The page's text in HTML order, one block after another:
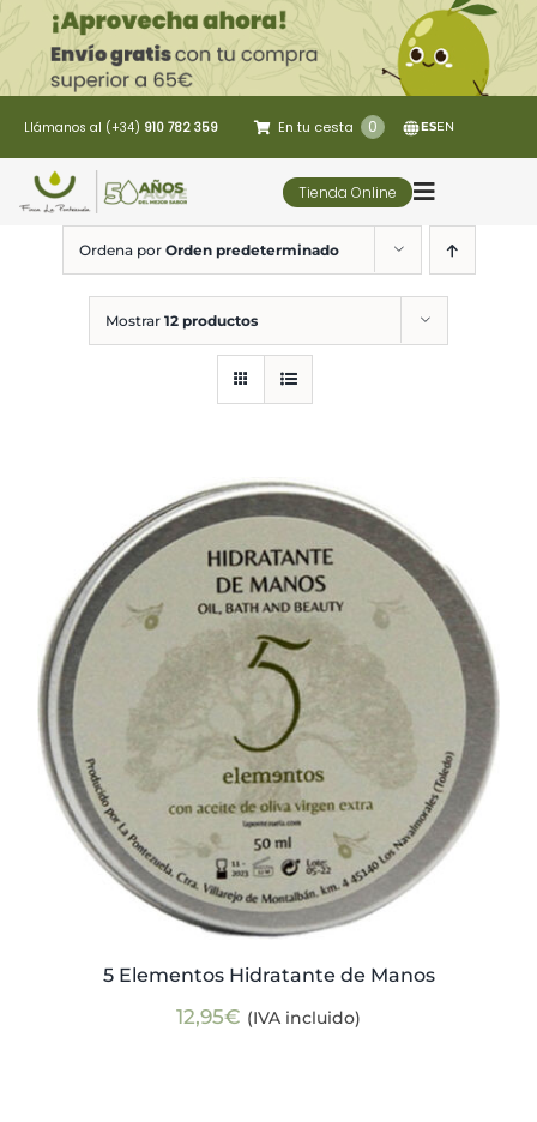
Saltar
al
contenido
Llámanos al (+34) 910 782 359 En tu cesta 0 ESEN
Tienda Online
Toggle
5 Elementos
Oleoturismo
Actualidad
Mi cuenta
Ordena por Orden predeterminado
Mostrar 12 productos
5 Elementos Hidratante de Manos
12,95€ (IVA incluido)